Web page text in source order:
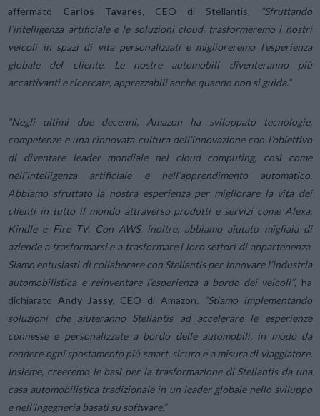
affermato Carlos Tavares, CEO di Stellantis. “Sfruttando
l’intelligenza artificiale e le soluzioni cloud, trasformeremo i nostri
veicoli in spazi di vita personalizzati e miglioreremo l’esperienza
globale del cliente. Le nostre automobili diventeranno più
accattivanti e ricercate, apprezzabili anche quando non si guida.”
“Negli ultimi due decenni, Amazon ha sviluppato tecnologie,
competenze e una rinnovata cultura dell’innovazione con l’obiettivo
di diventare leader mondiale nel cloud computing, così come
nell’intelligenza artificiale e nell’apprendimento automatico.
Abbiamo sfruttato la nostra esperienza per migliorare la vita dei
clienti in tutto il mondo attraverso prodotti e servizi come Alexa,
Kindle e Fire TV. Con AWS, inoltre, abbiamo aiutato migliaia di
aziende a trasformarsi e a trasformare i loro settori di appartenenza.
Siamo entusiasti di collaborare con Stellantis per innovare l’industria
automobilistica e reinventare l’esperienza a bordo dei veicoli”, ha
dichiarato Andy Jassy, CEO di Amazon. “Stiamo implementando
soluzioni che aiuteranno Stellantis ad accelerare le esperienze
connesse e personalizzate a bordo delle automobili, in modo da
rendere ogni spostamento più smart, sicuro e a misura di viaggiatore.
Insieme, creeremo le basi per la trasformazione di Stellantis da una
casa automobilistica tradizionale in un leader globale nello sviluppo
e nell’ingegneria basati su software.”